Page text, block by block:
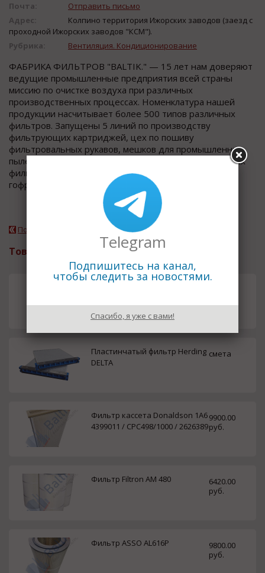
Почта:
Отправить письмо
Адрес:
Колпино территория Ижорских заводов (заезд с
проходной Ижорских заводов "КСМ").
Рубрика:
Вентиляция. Кондиционирование
ФАБРИКА ФИЛЬТРОВ "BALTIK." — 15 лет нам доверяют
ведущие промышленные предприятия всей страны
миссию по очистке воздуха при различных
производственных процессах. Номенклатура нашей
продукции насчитывает более 500 типов различных
фильтров. Запущены 5 линий по производству
фильтрующих картриджей, цех по пошиву
фильтровальных рукавов, мешков для промышленных
пылесосов. Работает цех по изготовлению воздушных
фильтров для вентиляции (карманные, панельные,
гофрированные). Все комплектующие и материал ...
Подробнее о компании
Товары и услуги
Пластинчатый фильтр Herding
DELTA
смета
Фильтр кассета Donaldson 1A6
4399011 / CPC498/1000 / 2626389
9900.00
руб.
Фильтр Filtron AM 480
6420.00
руб.
Фильтр ASSO AL616P
9800.00
руб.
Telegram
Подпишитесь на канал,
чтобы следить за новостями.
Спасибо, я уже с вами!